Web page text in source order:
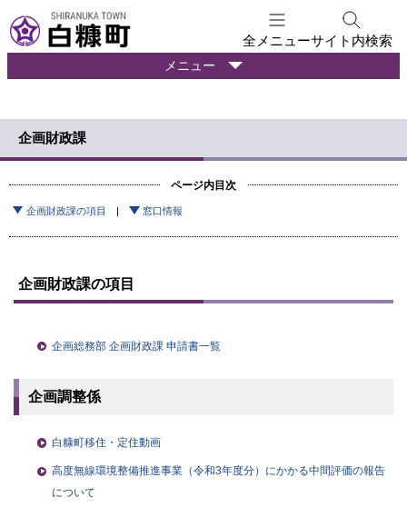
文
へ
ュ
へ
全メニューサイト内検索
暮
ら
の
報
メニュー
企画財政課
ページ内目次
企画財政課の項目 窓口情報
企画財政課の項目
企画総務部 企画財政課 申請書一覧
企画調整係
白糠町移住・定住動画
高度無線環境整備推進事業（令和3年度分）にかかる中間評価の報告
について